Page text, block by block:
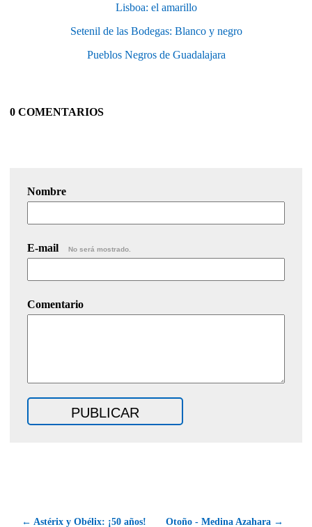
Lisboa: el amarillo
Setenil de las Bodegas: Blanco y negro
Pueblos Negros de Guadalajara
0 COMENTARIOS
Nombre
E-mail No será mostrado.
Comentario
← Astérix y Obélix: ¡50 años! Otoño - Medina Azahara →